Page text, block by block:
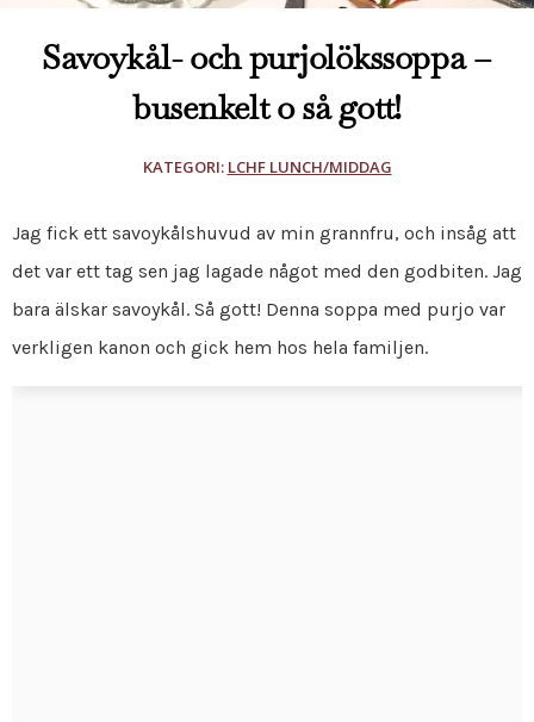
Savoykål- och purjolökssoppa –
busenkelt o så gott!
KATEGORI: LCHF LUNCH/MIDDAG
Jag fick ett savoykålshuvud av min grannfru, och insåg att
det var ett tag sen jag lagade något med den godbiten. Jag
bara älskar savoykål. Så gott! Denna soppa med purjo var
verkligen kanon och gick hem hos hela familjen.